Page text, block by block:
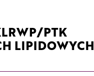
PTK
LIPIDOWYCH